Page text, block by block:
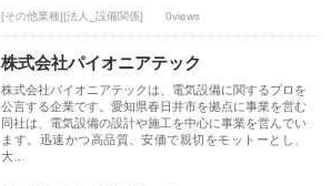
[その他業種][法人_設備関係] 0views
株式会社パイオニアテック
株式会社パイオニアテックは、電気設備に関するプロを
公言する企業です。愛知県春日井市を拠点に事業を営む
同社は、電気設備の設計や施工を中心に事業を営んでい
ます。迅速かつ高品質、安価で親切をモットーとし、
大…